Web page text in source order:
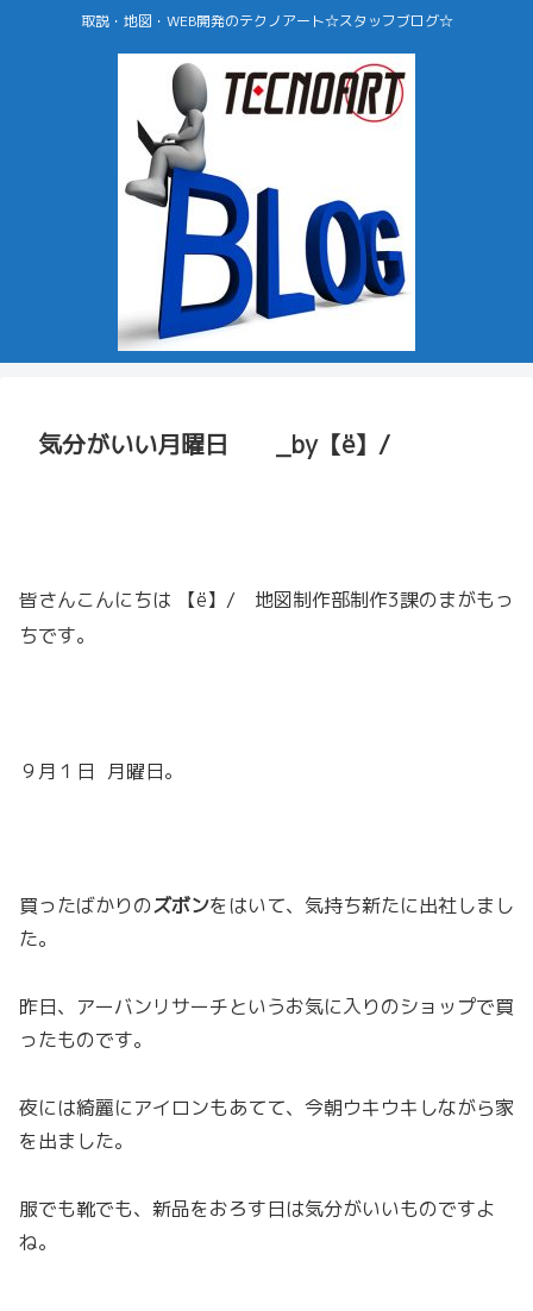
取説・地図・WEB開発のテクノアート☆スタッフブログ☆
気分がいい月曜日 _by【ё】/
皆さんこんにちは 【ё】/ 地図制作部制作3課のまがもっ
ちです。
９月１日 月曜日。
買ったばかりのズボンをはいて、気持ち新たに出社しまし
た。
昨日、アーバンリサーチというお気に入りのショップで買
ったものです。
夜には綺麗にアイロンもあてて、今朝ウキウキしながら家
を出ました。
服でも靴でも、新品をおろす日は気分がいいものですよ
ね。